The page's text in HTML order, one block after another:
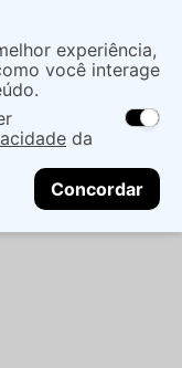
variam de
meu CEP
CONTINUAR
ANTIFRIZZ FELPS
experiência,
você interage
da
Concordar